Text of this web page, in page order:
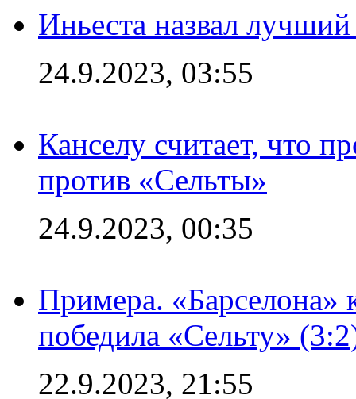
Иньеста назвал
24.9.2023, 03:55
Канселу считает, что
против «Сельты»
24.9.2023, 00:35
Примера. «Барселона»
победила «Сельту»
22.9.2023, 21:55